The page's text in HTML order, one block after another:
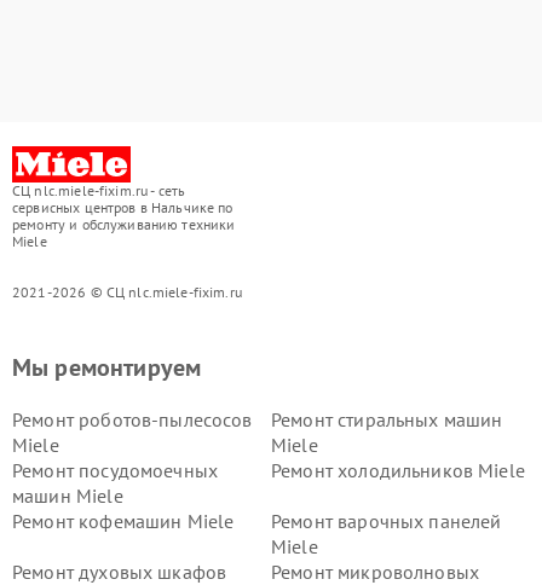
СЦ nlc.miele-fixim.ru - сеть
сервисных центров в Нальчике по
ремонту и обслуживанию техники
Miele
2021-2026 © СЦ nlc.miele-fixim.ru
Мы ремонтируем
Ремонт роботов-пылесосов
Miele
Ремонт стиральных машин
Miele
Ремонт посудомоечных
машин Miele
Ремонт холодильников Miele
Ремонт кофемашин Miele
Ремонт варочных панелей
Miele
Ремонт духовых шкафов
Ремонт микроволновых